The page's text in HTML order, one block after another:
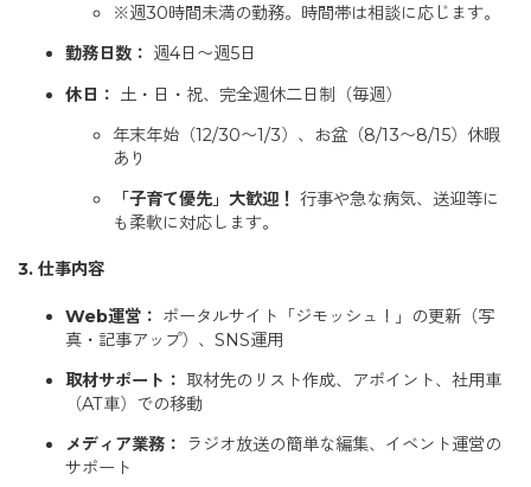
※週30時間未満の勤務。時間帯は相談に応じます。
勤務日数： 週4日〜週5日
休日：
土・日・祝、完全週休二日制（毎週）
年末年始（12/30〜1/3）、お盆（8/13〜8/15）休暇
あり
「子育て優先」大歓迎！ 行事や急な病気、送迎等に
も柔軟に対応します。
3. 仕事内容
Web運営： ポータルサイト「ジモッシュ！」の更新（写
真・記事アップ）、SNS運用
取材サポート： 取材先のリスト作成、アポイント、社用車
（AT車）での移動
メディア業務：
ラジオ放送の簡単な編集、イベント運営の
サポート